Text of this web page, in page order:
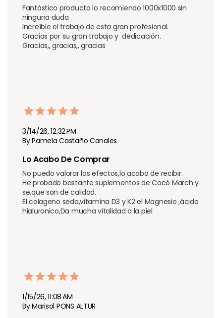
Fantástico producto lo recomiendo 1000x1000 sin
ninguna duda .
Increíble el trabajo de esta gran profesional.
Gracias por su gran trabajo y  dedicación.
Gracias,, gracias,, gracias
3/14/26, 12:32 PM
By Pamela Castaño Canales
Lo Acabo De Comprar
No puedo valorar los efectos,lo acabo de recibir.
He probado bastante suplementos de Cocó March y
se,que son de calidad.
El colageno seda,vitamina D3 y K2 el Magnesio ,ácido
hialuronico,Da mucha vitalidad a la piel
1/15/26, 11:08 AM
By Marisol PONS ALTUR